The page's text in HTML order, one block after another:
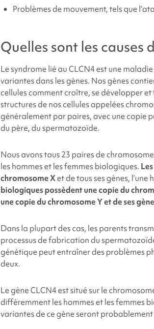
Problèmes de mouvement, tels que
Quelles sont les causes
Lesyndrome lié au CLCN4est une
variantes dans les gènes. Nos gènes
cellules comment croître, se développer
structures de nos cellules appelées
généralement par paires, avec une copie
du père, du spermatozoïde.
Nous avons tous 23 paires de
les hommes et les femmes biologiques.
chromosome Xet de tous ses gènes,
biologiques possèdent une copie du
une copie du chromosome Y et de ses
Dans la plupart des cas, les parents
processus de fabrication du
génétique peut entraîner des problèmes
deux.
Le gène CLCN4 est situé sur le
différemment les hommes et les femmes
variantes de ce gène seront